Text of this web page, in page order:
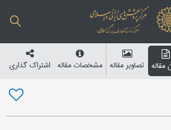
مقاله تصاویر مقاله مشخصات مقاله اشتراک گذاری